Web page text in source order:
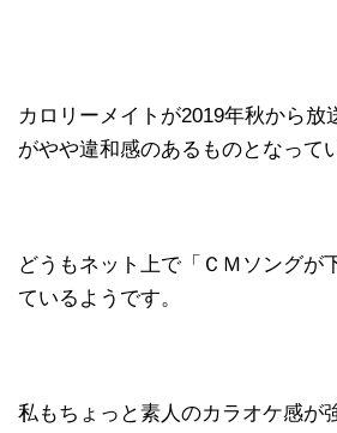
カロリーメイトが2019年秋から放
がやや違和感のあるものとなって
どうもネット上で「ＣＭソングが
ているようです。
私もちょっと素人のカラオケ感が